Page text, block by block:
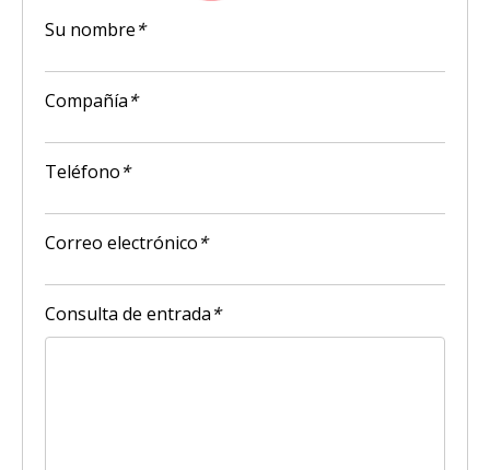
*
Su nombre
*
Compañía
*
Teléfono
*
Correo electrónico
*
Consulta de entrada